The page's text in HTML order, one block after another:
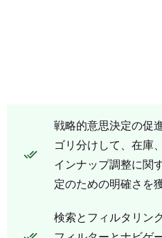
戦略的意思決定の促
ゴリ分けして、在庫
インナップ調整に関
定のための明確さを
検索とフィルタリン